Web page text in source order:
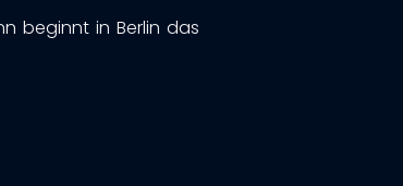
beginnt in Berlin das